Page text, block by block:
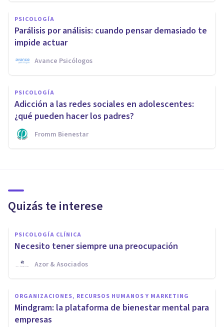
PSICOLOGÍA
Parálisis por análisis: cuando pensar demasiado te
impide actuar
Avance Psicólogos
PSICOLOGÍA
Adicción a las redes sociales en adolescentes:
¿qué pueden hacer los padres?
Fromm Bienestar
Quizás te interese
PSICOLOGÍA CLÍNICA
Necesito tener siempre una preocupación
Azor & Asociados
ORGANIZACIONES, RECURSOS HUMANOS Y MARKETING
Mindgram: la plataforma de bienestar mental para
empresas